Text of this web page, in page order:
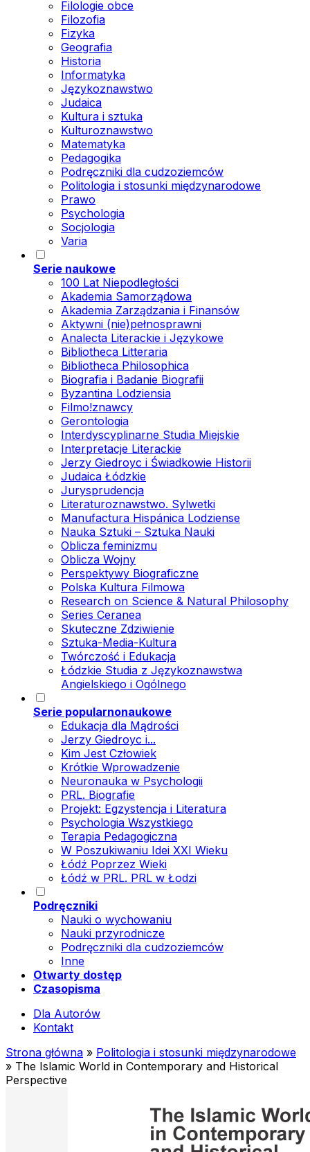
Filologie obce
Filozofia
Fizyka
Geografia
Historia
Informatyka
Językoznawstwo
Judaica
Kultura i sztuka
Kulturoznawstwo
Matematyka
Pedagogika
Podręczniki dla cudzoziemców
Politologia i stosunki międzynarodowe
Prawo
Psychologia
Socjologia
Varia
Serie naukowe
100 Lat Niepodległości
Akademia Samorządowa
Akademia Zarządzania i Finansów
Aktywni (nie)pełnosprawni
Analecta Literackie i Językowe
Bibliotheca Litteraria
Bibliotheca Philosophica
Biografia i Badanie Biografii
Byzantina Lodziensia
Filmo!znawcy
Gerontologia
Interdyscyplinarne Studia Miejskie
Interpretacje Literackie
Jerzy Giedroyc i Świadkowie Historii
Judaica Łódzkie
Jurysprudencja
Literaturoznawstwo. Sylwetki
Manufactura Hispánica Lodziense
Nauka Sztuki – Sztuka Nauki
Oblicza feminizmu
Oblicza Wojny
Perspektywy Biograficzne
Polska Kultura Filmowa
Research on Science & Natural Philosophy
Series Ceranea
Skuteczne Zdziwienie
Sztuka-Media-Kultura
Twórczość i Edukacja
Łódzkie Studia z Językoznawstwa
Angielskiego i Ogólnego
Serie popularnonaukowe
Edukacja dla Mądrości
Jerzy Giedroyc i...
Kim Jest Człowiek
Krótkie Wprowadzenie
Neuronauka w Psychologii
PRL. Biografie
Projekt: Egzystencja i Literatura
Psychologia Wszystkiego
Terapia Pedagogiczna
W Poszukiwaniu Idei XXI Wieku
Łódź Poprzez Wieki
Łódź w PRL. PRL w Łodzi
Podręczniki
Nauki o wychowaniu
Nauki przyrodnicze
Podręczniki dla cudzoziemców
Inne
Otwarty dostęp
Czasopisma
Dla Autorów
Kontakt
Strona główna » Politologia i stosunki międzynarodowe
» The Islamic World in Contemporary and Historical
Perspective